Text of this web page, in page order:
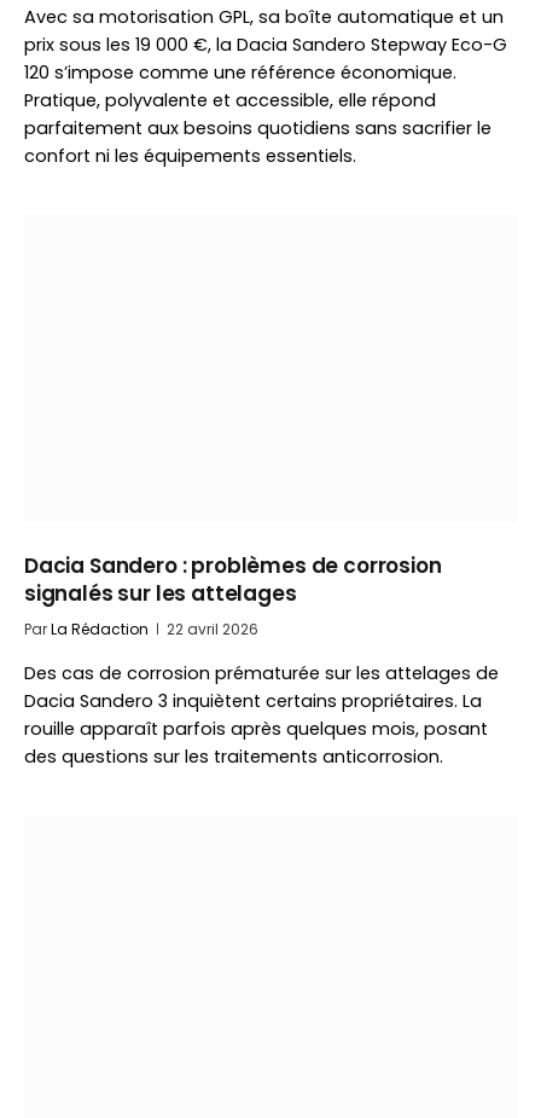
Avec sa motorisation GPL, sa boîte automatique et un
prix sous les 19 000 €, la Dacia Sandero Stepway Eco-G
120 s’impose comme une référence économique.
Pratique, polyvalente et accessible, elle répond
parfaitement aux besoins quotidiens sans sacrifier le
confort ni les équipements essentiels.
Dacia Sandero : problèmes de corrosion
signalés sur les attelages
ParLa Rédaction 22 avril 2026
Des cas de corrosion prématurée sur les attelages de
Dacia Sandero 3 inquiètent certains propriétaires. La
rouille apparaît parfois après quelques mois, posant
des questions sur les traitements anticorrosion.